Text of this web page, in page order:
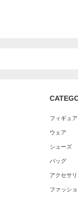
フィギュ
ウェア
シューズ
バッグ
アクセサ
ファッシ